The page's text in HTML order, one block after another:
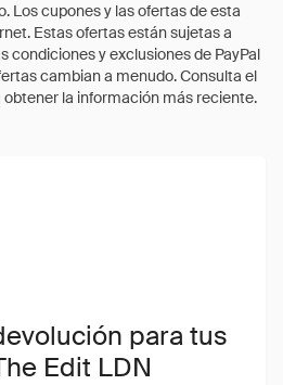
para tus
Edit LDN